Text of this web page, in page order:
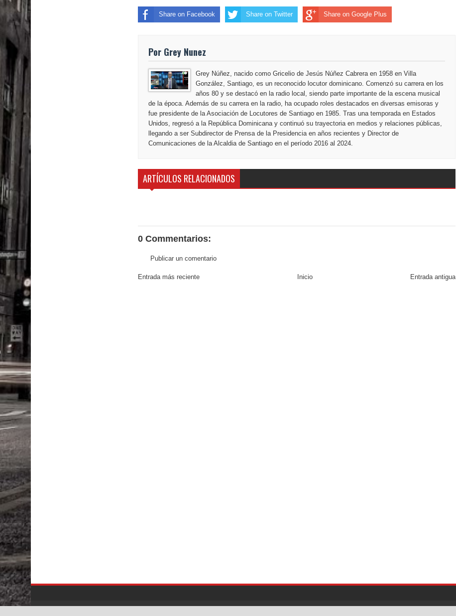
Share on Facebook Share on Twitter Share on Google Plus
Por Grey Nunez
Grey Núñez, nacido como Gricelio de Jesús Núñez Cabrera en 1958 en Villa
González, Santiago, es un reconocido locutor dominicano. Comenzó su carrera en los
años 80 y se destacó en la radio local, siendo parte importante de la escena musical
de la época. Además de su carrera en la radio, ha ocupado roles destacados en diversas emisoras y
fue presidente de la Asociación de Locutores de Santiago en 1985. Tras una temporada en Estados
Unidos, regresó a la República Dominicana y continuó su trayectoria en medios y relaciones públicas,
llegando a ser Subdirector de Prensa de la Presidencia en años recientes y Director de
Comunicaciones de la Alcaldia de Santiago en el período 2016 al 2024.
ARTÍCULOS RELACIONADOS
0 Commentarios:
Publicar un comentario
Entrada más reciente Entrada antigua
Inicio